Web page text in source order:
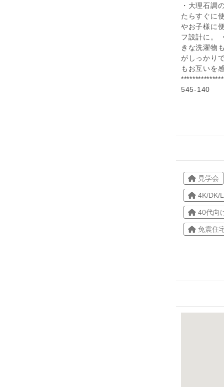
・大理石調
たらすぐに
やお子様に
フ設計に。
きな洗濯物
がしっかり
もお互いを
545-140
見学会
4K/DK/
40代向
免震住